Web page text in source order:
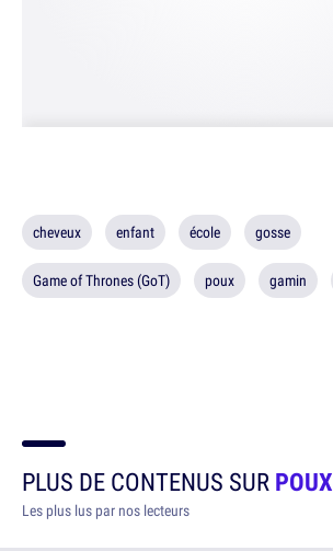
cheveux enfant école gosse
Game of Thrones (GoT) poux gamin
PLUS DE CONTENUS SURPOUX
Les plus lus par nos lecteurs